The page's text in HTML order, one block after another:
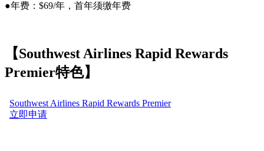
●年费：$69/年，首年须缴年费
【Southwest Airlines Rapid Rewards
Premier特色】